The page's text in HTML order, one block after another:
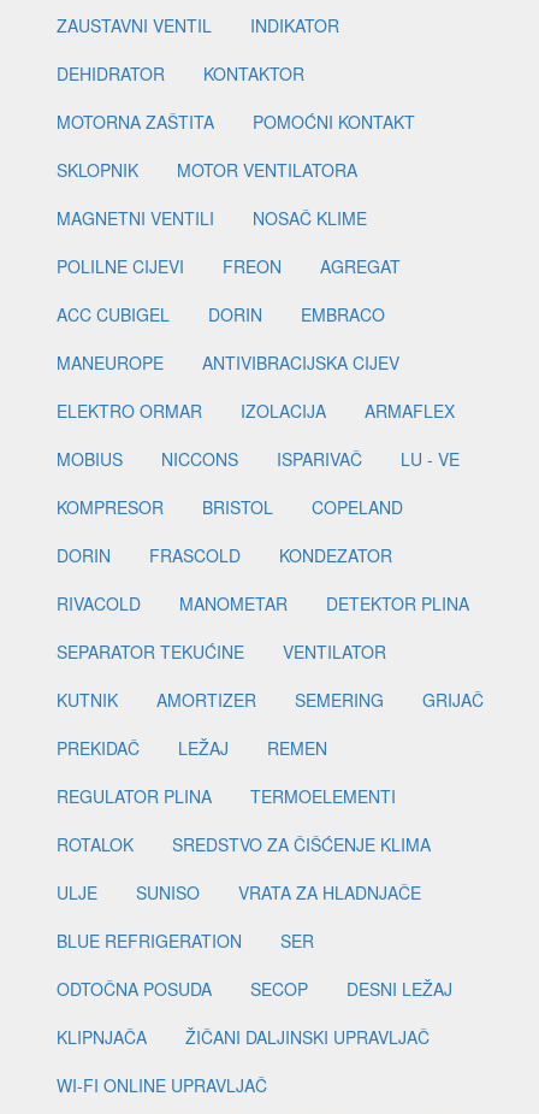
ZAUSTAVNI VENTIL
INDIKATOR
DEHIDRATOR
KONTAKTOR
MOTORNA ZAŠTITA
POMOĆNI KONTAKT
SKLOPNIK
MOTOR VENTILATORA
MAGNETNI VENTILI
NOSAČ KLIME
POLILNE CIJEVI
FREON
AGREGAT
ACC CUBIGEL
DORIN
EMBRACO
MANEUROPE
ANTIVIBRACIJSKA CIJEV
ELEKTRO ORMAR
IZOLACIJA
ARMAFLEX
MOBIUS
NICCONS ISPARIVAČ
LU - VE
KOMPRESOR
BRISTOL
COPELAND
DORIN
FRASCOLD
KONDEZATOR
RIVACOLD
MANOMETAR
DETEKTOR PLINA
SEPARATOR TEKUĆINE
VENTILATOR
KUTNIK
AMORTIZER SEMERING
GRIJAČ
PREKIDAČ
LEŽAJ
REMEN
REGULATOR PLINA
TERMOELEMENTI
ROTALOK
SREDSTVO ZA ČIŠĆENJE KLIMA
ULJE
SUNISO
VRATA ZA HLADNJAČE
BLUE REFRIGERATION
SER
ODTOČNA POSUDA
SECOP
DESNI LEŽAJ
KLIPNJAČA
ŽIČANI DALJINSKI UPRAVLJAČ
WI-FI ONLINE UPRAVLJAČ